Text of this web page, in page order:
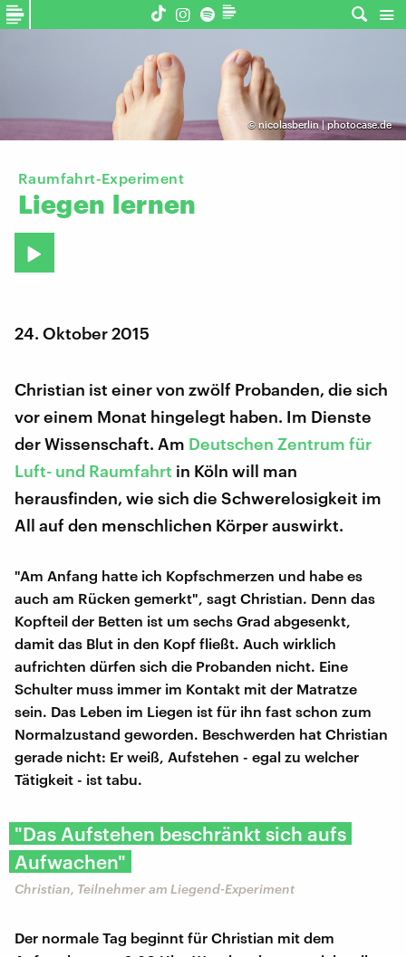
© nicolasberlin | photocase.de
Raumfahrt-Experiment
Liegen lernen
24. Oktober 2015
Christian ist einer von zwölf Probanden, die sich
vor einem Monat hingelegt haben. Im Dienste
der Wissenschaft. Am Deutschen Zentrum für
Luft- und Raumfahrt in Köln will man
herausfinden, wie sich die Schwerelosigkeit im
All auf den menschlichen Körper auswirkt.
"Am Anfang hatte ich Kopfschmerzen und habe es
auch am Rücken gemerkt", sagt Christian. Denn das
Kopfteil der Betten ist um sechs Grad abgesenkt,
damit das Blut in den Kopf fließt. Auch wirklich
aufrichten dürfen sich die Probanden nicht. Eine
Schulter muss immer im Kontakt mit der Matratze
sein. Das Leben im Liegen ist für ihn fast schon zum
Normalzustand geworden. Beschwerden hat Christian
gerade nicht: Er weiß, Aufstehen - egal zu welcher
Tätigkeit - ist tabu.
"Das Aufstehen beschränkt sich aufs
Aufwachen"
Christian, Teilnehmer am Liegend-Experiment
Der normale Tag beginnt für Christian mit dem